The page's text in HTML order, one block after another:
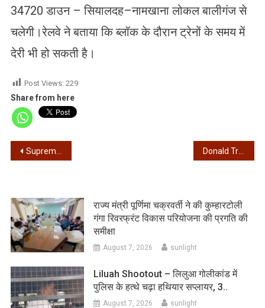
34720 डाउन – सियालदह–नामखाना लोकल बालीगंज से
चलेगी।रेलवे ने बताया कि ब्लॉक के दौरान ट्रेनों के समय में
देरी भी हो सकती है।
Post Views: 229
Share from here
Post
Supreme Court on West Bengal SIR – फाइनल लिस्ट 28 फरवरी को, बंगाल सरकार और ECI के बीच ‘भरोसे की कमी’ – सुप्रीम कोर्ट
राज्य मंत्री पूर्णिमा चक्रवर्ती ने की कुम्हारटोली
गंगा रिवरफ्रंट विकास परियोजना की प्रगति की
समीक्षा
August 7, 2026 sunlight
Liluah Shootout – लिलुआ गोलीकांड में
पुलिस के हत्थे चढ़ा हथियार सप्लायर, 3..
August 7, 2026 sunlight